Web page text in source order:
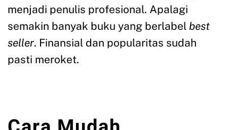
menjadi penulis profesional. Apalagi
semakin banyak buku yang berlabel best
seller. Finansial dan popularitas sudah
pasti meroket.